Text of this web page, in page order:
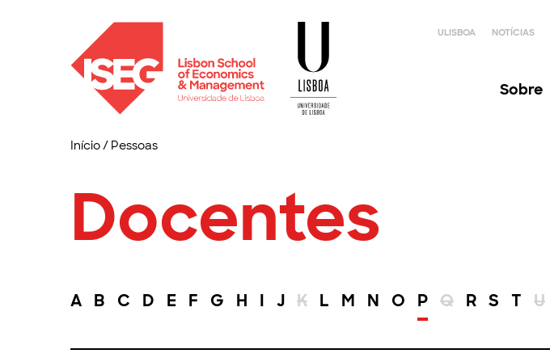
ULISBOA NOTÍCIAS
Sobre
Início/ Pessoas
Docentes
A B C D E F G H I J K L M N O P Q R S T U